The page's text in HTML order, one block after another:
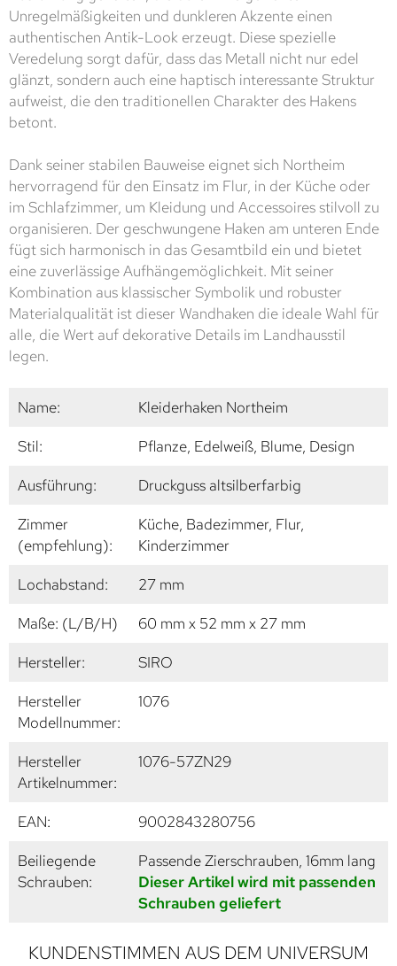
Unregelmäßigkeiten und dunkleren Akzente einen
authentischen Antik-Look erzeugt. Diese spezielle
Veredelung sorgt dafür, dass das Metall nicht nur edel
glänzt, sondern auch eine haptisch interessante Struktur
aufweist, die den traditionellen Charakter des Hakens
betont.
Dank seiner stabilen Bauweise eignet sich Northeim
hervorragend für den Einsatz im Flur, in der Küche oder
im Schlafzimmer, um Kleidung und Accessoires stilvoll zu
organisieren. Der geschwungene Haken am unteren Ende
fügt sich harmonisch in das Gesamtbild ein und bietet
eine zuverlässige Aufhängemöglichkeit. Mit seiner
Kombination aus klassischer Symbolik und robuster
Materialqualität ist dieser Wandhaken die ideale Wahl für
alle, die Wert auf dekorative Details im Landhausstil
legen.
Name:
Kleiderhaken Northeim
Stil:
Pflanze, Edelweiß, Blume, Design
Ausführung:
Druckguss altsilberfarbig
Zimmer
(empfehlung):
Küche, Badezimmer, Flur,
Kinderzimmer
Lochabstand:
27 mm
Maße: (L/B/H)
60 mm x 52 mm x 27 mm
Hersteller:
SIRO
Hersteller
Modellnummer:
1076
Hersteller
Artikelnummer:
1076-57ZN29
EAN:
9002843280756
Beiliegende
Schrauben:
Passende Zierschrauben, 16mm lang
Dieser Artikel wird mit passenden
Schrauben geliefert
KUNDENSTIMMEN AUS DEM UNIVERSUM